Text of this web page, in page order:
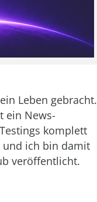
Leben gebracht.
ein News-
komplett
und ich bin damit
veröffentlicht.